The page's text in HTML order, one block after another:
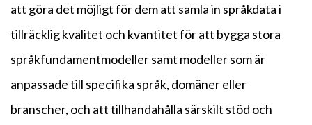
att göra det möjligt för dem att samla in språkdata i
tillräcklig kvalitet och kvantitet för att bygga stora
språkfundamentmodeller samt modeller som är
anpassade till specifika språk, domäner eller
branscher, och att tillhandahålla särskilt stöd och